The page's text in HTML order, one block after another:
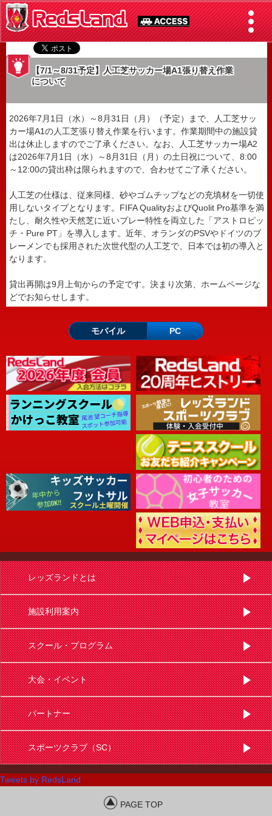
【7/1～8/31予定】人工芝サッカー場A1張り替え作業
について
2026年7月1日（水）～8月31日（月）（予定）まで、人工芝サッ
カー場A1の人工芝張り替え作業を行います。作業期間中の施設貸
出は休止しますのでご了承ください。なお、人工芝サッカー場A2
は2026年7月1日（水）～8月31日（月）の土日祝について、8:00
～12:00の貸出枠は限られますので、合わせてご了承ください。
人工芝の仕様は、従来同様、砂やゴムチップなどの充填材を一切使
用しないタイプとなります。FIFA QualityおよびQuolit Pro基準を満
たし、耐久性や天然芝に近いプレー特性を両立した「アストロピッ
チ・Pure PT」を導入します。近年、オランダのPSVやドイツのブ
レーメンでも採用された次世代型の人工芝で、日本では初の導入と
なります。
貸出再開は9月上旬からの予定です。決まり次第、ホームページな
どでお知らせします。
モバイル PC
レッズランドとは
施設利用案内
スクール・プログラム
大会・イベント
パートナー
スポーツクラブ（SC）
Tweets by RedsLand
PAGE TOP